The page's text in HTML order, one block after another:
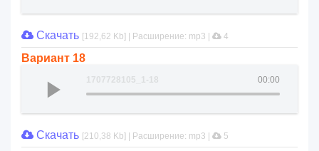
Скачать [192,62 Kb] | Расширение: mp3 | 4
Вариант 18
00:00
1707728105_1-18
Скачать [210,38 Kb] | Расширение: mp3 | 5